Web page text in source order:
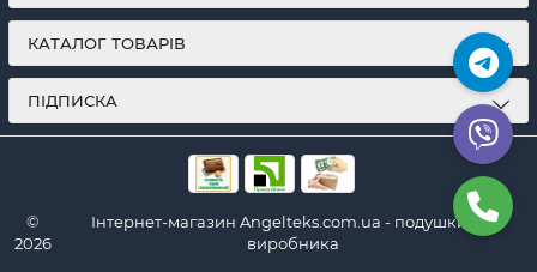
КАТАЛОГ ТОВАРІВ
ПІДПИСКА
©
2026
Інтернет-магазин Angelteks.com.ua - подушки від
виробника